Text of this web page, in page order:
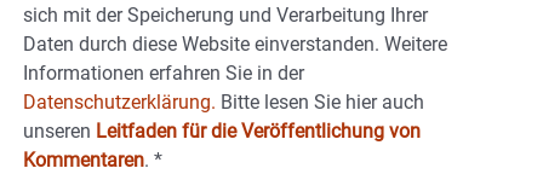
sich mit der Speicherung und Verarbeitung Ihrer
Daten durch diese Website einverstanden. Weitere
Informationen erfahren Sie in der
Datenschutzerklärung. Bitte lesen Sie hier auch
unseren Leitfaden für die Veröffentlichung von
Kommentaren. *